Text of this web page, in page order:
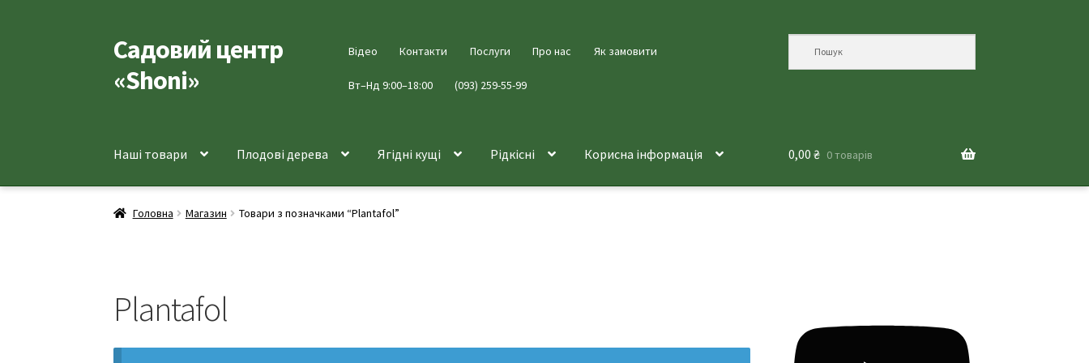
Перейти
до
навігації
Перейти
до
вмісту
Садовий центр
«Shoni»
Відео Контакти Послуги Про нас Як замовити
Вт–Нд 9:00–18:00 (093) 259-55-99
Наші товари Плодові дерева Ягідні кущі Рідкісні Корисна інформація 0,00 ₴ 0 товарів
Головна Магазин Товари з позначками “Plantafol”
Plantafol